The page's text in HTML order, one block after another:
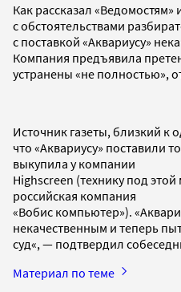
Как рассказал
с обстоятельствами
с поставкой «Аквариусу»
Компания предъявила
устранены «не полностью»,
Источник газеты, близкий к
что «Аквариусу» поставили
выкупила у компании
Highscreen (технику под
российская компания
«Вобис компьютер»).
некачественным и теперь
суд«, — подтвердил
Материал по теме